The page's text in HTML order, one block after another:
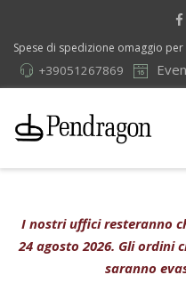
Spese di spedizione omaggio
+39051267869
I nostri uffici resteranno
24 agosto 2026. Gli ordini
saranno